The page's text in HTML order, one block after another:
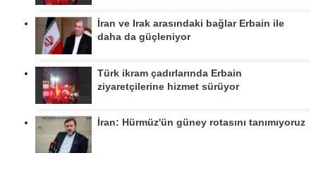
İran ve Irak arasındaki bağlar Erbain ile
daha da güçleniyor
Türk ikram çadırlarında Erbain
ziyaretçilerine hizmet sürüyor
İran: Hürmüz'ün güney rotasını tanımıyoruz